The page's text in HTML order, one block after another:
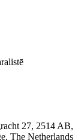
27, 2514 AB,
The Netherlands